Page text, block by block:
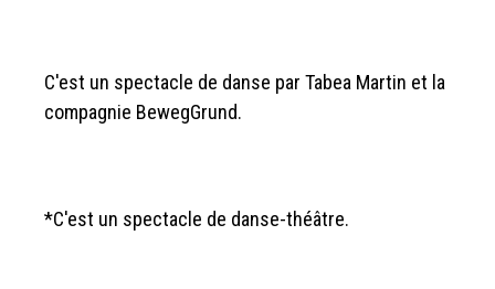
C'est un spectacle de danse par Tabea Martin et la
compagnie BewegGrund.
*C'est un spectacle de danse-théâtre.